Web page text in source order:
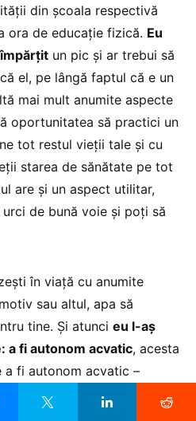
din școala respectivă
ora de educație fizică. Eu
un pic și ar trebui să
el, pe lângă faptul că e un
mai mult anumite aspecte
oportunitatea să practici un
tot restul vieții tale și cu
starea de sănătate pe tot
are și un aspect utilitar,
de bună voie și poți să
în viață cu anumite
sau altul, apa să
tine. Și atunci eu l-aș
a fi autonom acvatic, acesta
a fi autonom acvatic –
înot în ideea în care să